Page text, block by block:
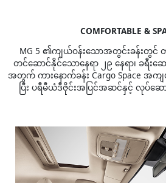
COMFORTABLE &
MG 5 ၏ကျယ်ဝန်းသောအတွင်းခန်းတွင်
တင်ဆောင်နိုင်သောနေရာ ၂၉ နေရာ၊ ခရီး
အတွက် ကားနောက်ခန်း Cargo Space အက
ပြီး ပရီမီယံဒီဇိုင်းအပြင်အဆင်နှင့် လုပ်ဆော